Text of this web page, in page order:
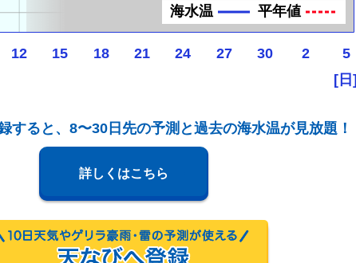
12 15 18 21 24 27 30 2 5
[日]
海水温 平年値
すると、8〜30日先の予測と過去の海水温が見放題！
詳しくはこちら